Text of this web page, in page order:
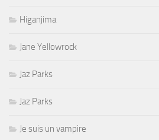
Higanjima
Jane Yellowrock
Jaz Parks
Jaz Parks
Je suis un vampire